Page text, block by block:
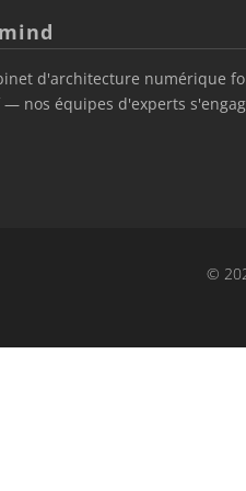
d'architecture numérique
— nos équipes d'experts
©